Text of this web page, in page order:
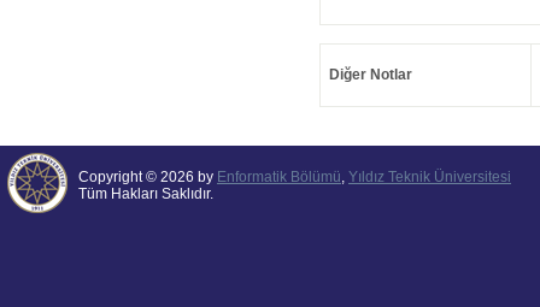
Diğer Notlar
Copyright © 2026 by Enformatik Bölümü, Yıldız Teknik Üniversitesi
Tüm Hakları Saklıdır.